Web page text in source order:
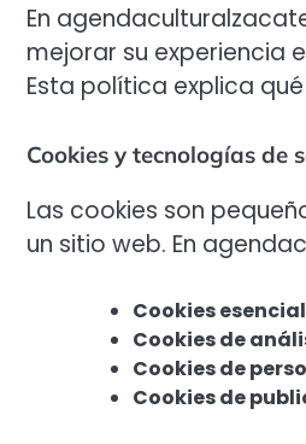
En
mejorar su experiencia
Esta política explica
Cookies y tecnologías de
Las cookies son
un sitio web. En
Cookies
Cookies de
Cookies de
Cookies de